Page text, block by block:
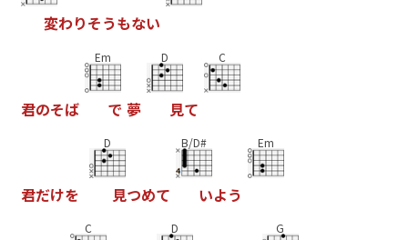
変わりそうもない
君のそば
Em
で 夢
D
見て
C
君だけを
D
見つめて
B/D#
いよう
Em
C D G